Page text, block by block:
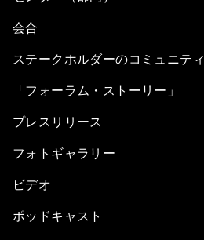
会合
ステークホルダーのコミュニティ
「フォーラム・ストーリー」
プレスリリース
フォトギャラリー
ビデオ
ポッドキャスト